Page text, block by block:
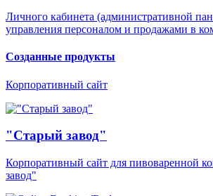
Личного кабинета (административной
управления персоналом и продажами в
Созданные продукты
Корпоративный сайт
"Старый завод"
Корпоративный сайт для пивоваренной
завод"